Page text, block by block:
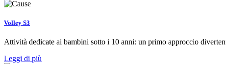
Volley S3
Attività dedicate ai bambini sotto i 10 anni: un primo approccio
Leggi di più